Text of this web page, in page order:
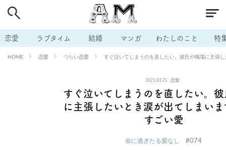
恋愛 ラブタイム 結婚 マンガ わたしのこと 特
HOME 恋愛 つらい恋愛 すぐ泣いてしまうのを直したい。彼氏や職場に主張
2021.03.25 恋愛
すぐ泣いてしまうのを直したい。
に主張したいとき涙が出てしまい
すごい愛
命に過ぎたる愛なし #074
# 男の本音 # セフレ # 不倫
# 出会う方法 # マッチングアプリ # ラブグッズ # 体の相